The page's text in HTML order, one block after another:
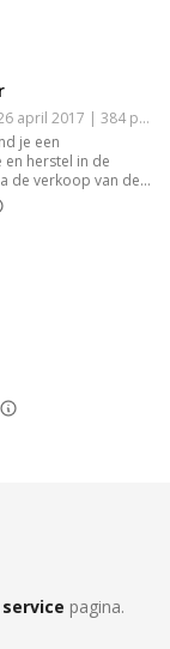
Nederlands | Paperback | 26 april 2017 | 384 pagina's | 9789402902297
je een
herstel in de
de verkoop van de
aan de Ier Ewan,
de onderneming,
strijden ze voor
service pagina.